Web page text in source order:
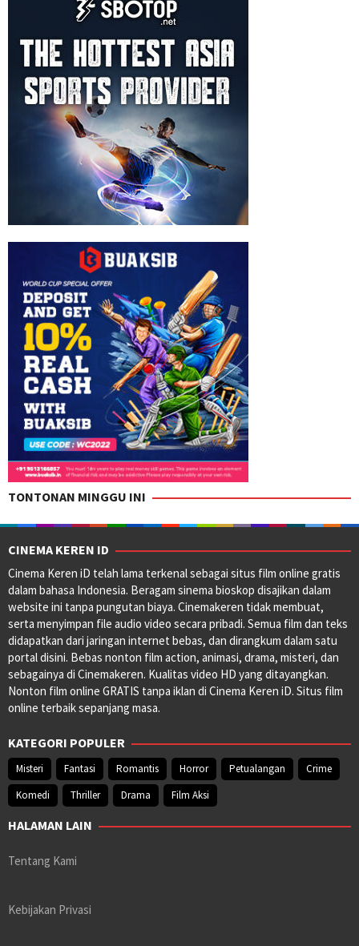
TONTONAN MINGGU INI
CINEMA KEREN ID
Cinema Keren iD telah lama terkenal sebagai situs film online gratis
dalam bahasa Indonesia. Beragam sinema bioskop disajikan dalam
website ini tanpa pungutan biaya. Cinemakeren tidak membuat,
serta menyimpan file audio video secara pribadi. Semua film dan teks
didapatkan dari jaringan internet bebas, dan dirangkum dalam satu
portal disini. Bebas nonton film action, animasi, drama, misteri, dan
sebagainya di Cinemakeren. Kualitas video HD yang ditayangkan.
Nonton film online GRATIS tanpa iklan di Cinema Keren iD. Situs film
online terbaik sepanjang masa.
KATEGORI POPULER
Misteri Fantasi Romantis Horror Petualangan
Crime
Komedi
Thriller Drama Film Aksi
HALAMAN LAIN
Tentang Kami
Kebijakan Privasi